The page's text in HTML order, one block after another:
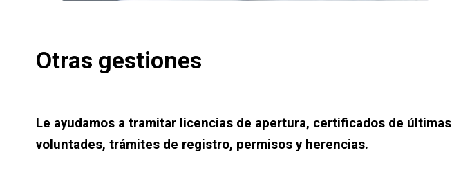
Otras gestiones
Le ayudamos a tramitar licencias de apertura, certificados de últimas
voluntades, trámites de registro, permisos y herencias.